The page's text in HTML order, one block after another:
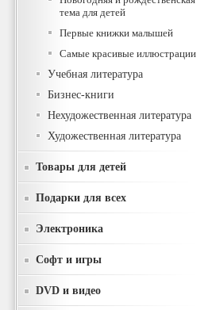
тема для детей
Первые книжки малышей
Самые красивые иллюстрации
Учебная литература
Бизнес-книги
Нехудожественная литература
Художественная литература
Товары для детей
Подарки для всех
Электроника
Софт и игры
DVD и видео